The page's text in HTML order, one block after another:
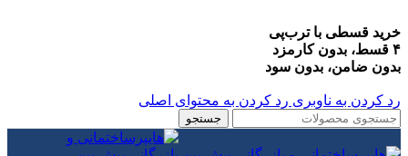
خرید قسطی با ترب‌پی
۴ قسط، بدون کارمزد
بدون ضامن، بدون سود
رد کردن به ناوبری رد کردن به محتوای اصلی
جستجو